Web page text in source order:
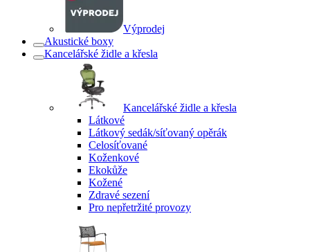
Výprodej
Akustické boxy
Kancelářské židle a křesla
Kancelářské židle a křesla
Látkové
Látkový sedák/síťovaný opěrák
Celosíťované
Koženkové
Ekokůže
Kožené
Zdravé sezení
Pro nepřetržité provozy